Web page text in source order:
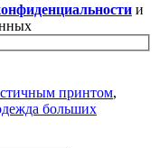
и
принтом,
больших